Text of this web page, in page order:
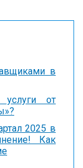
в
услуги от
2025 в
Как